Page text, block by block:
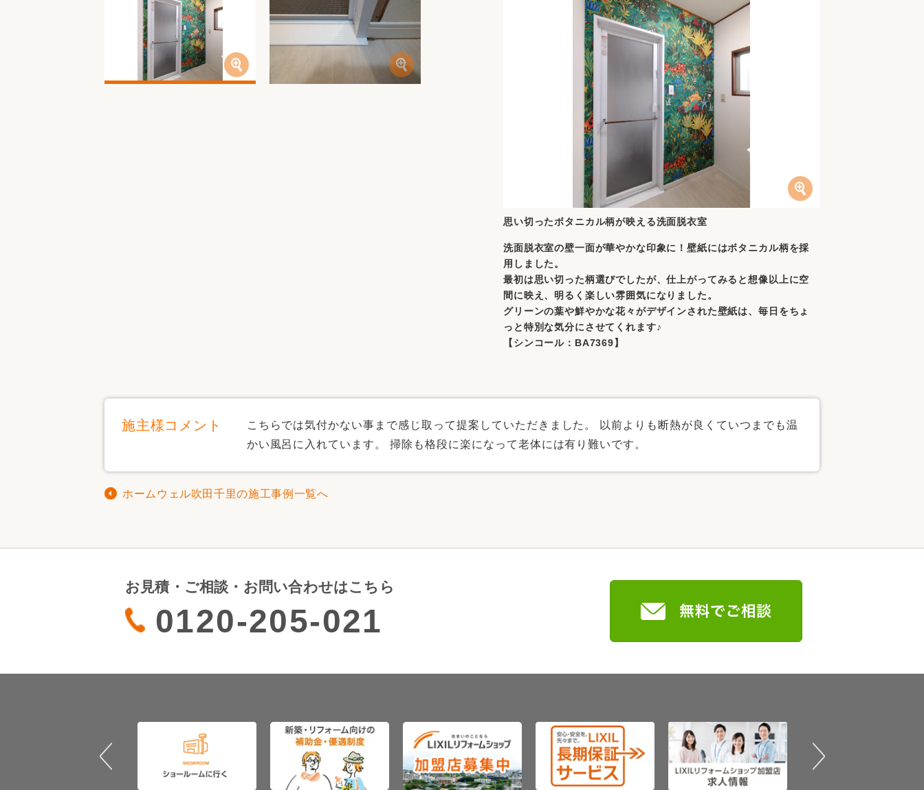
思い切ったボタニカル柄が映える洗面脱衣室
洗面脱衣室の壁一面が華やかな印象に！壁紙にはボタニカル柄を採
用しました。
最初は思い切った柄選びでしたが、仕上がってみると想像以上に空
間に映え、明るく楽しい雰囲気になりました。
グリーンの葉や鮮やかな花々がデザインされた壁紙は、毎日をちょ
っと特別な気分にさせてくれます♪
【シンコール：BA7369】
施主様コメント
こちらでは気付かない事まで感じ取って提案していただきました。 以前よりも断熱が良くていつまでも温
かい風呂に入れています。 掃除も格段に楽になって老体には有り難いです。
ホームウェル吹田千里の施工事例一覧へ
お見積・ご相談・お問い合わせはこちら
0120-205-021